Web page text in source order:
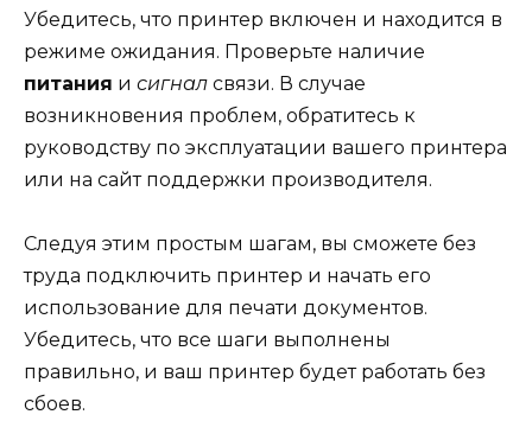
Убедитесь, что принтер включен и находится в
режиме ожидания. Проверьте наличие
питания и сигнал связи. В случае
возникновения проблем, обратитесь к
руководству по эксплуатации вашего принтера
или на сайт поддержки производителя.
Следуя этим простым шагам, вы сможете без
труда подключить принтер и начать его
использование для печати документов.
Убедитесь, что все шаги выполнены
правильно, и ваш принтер будет работать без
сбоев.